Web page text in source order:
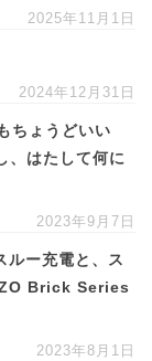
2025年11月1日
2024年12月31日
ちょうどいい
、はたして何に
2023年9月7日
ー充電と、ス
Brick Series
2023年8月1日